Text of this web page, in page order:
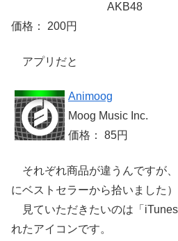
AKB48
価格： 200円
アプリだと
Animoog
Moog Music Inc.
価格： 85円
それぞれ商品が違うんですが
にベストセラーから拾いました）
見ていただきたいのは「
れたアイコンです。